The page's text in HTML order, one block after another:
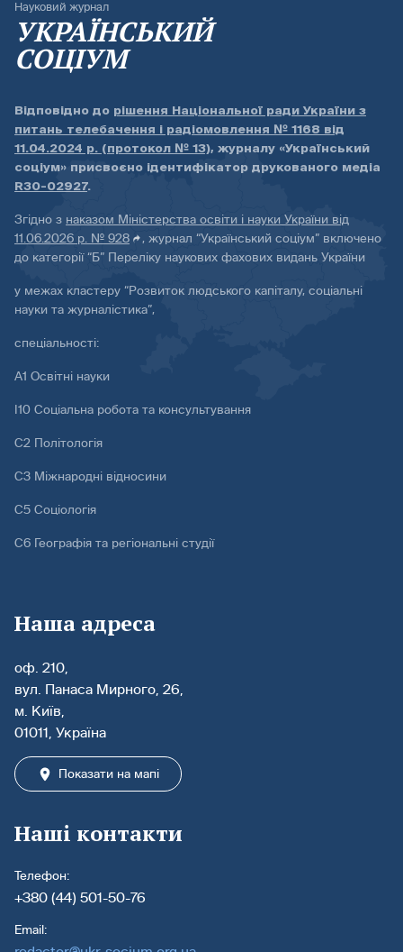
Науковий журнал
УКРАЇНСЬКИЙ
СОЦІУМ
Відповідно до рішення Національної ради України з
питань телебачення і радіомовлення № 1168 від
11.04.2024 р. (протокол № 13), журналу «Український
соціум» присвоєно ідентифікатор друкованого медіа
R30-02927.
Згідно з наказом Міністерства освіти і науки України від
11.06.2026 р. № 928
, журнал “Український соціум” включено
до категорії “Б” Переліку наукових фахових видань України
у межах кластеру “Розвиток людського капіталу, соціальні
науки та журналістика”,
спеціальності:
А1 Освітні науки
І10 Соціальна робота та консультування
С2 Політологія
С3 Міжнародні відносини
С5 Соціологія
С6 Географія та регіональні студії
Наша адреса
оф. 210,
вул. Панаса Мирного, 26,
м. Київ,
01011, Україна
Показати на мапі
Наші контакти
Телефон:
+380 (44) 501-50-76
Email: